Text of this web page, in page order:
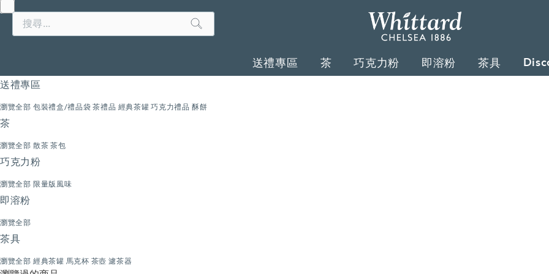
Chelsea
Search
Catalog
Search
送禮專區 茶 巧克力粉 即溶粉 茶具
送禮專區
瀏覽全部 包裝禮盒/禮品袋 茶禮品 經典茶罐 巧克力禮品 酥餅
茶
瀏覽全部 散茶 茶包
巧克力粉
瀏覽全部 限量版風味
即溶粉
瀏覽全部
茶具
瀏覽全部 經典茶罐 馬克杯 茶壺 濾茶器